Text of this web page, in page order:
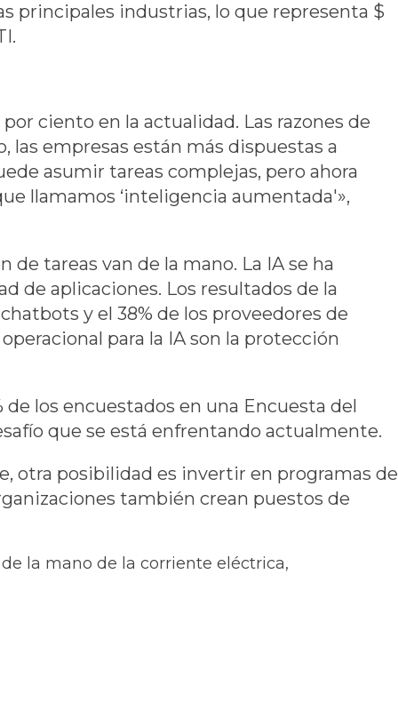
principales industrias, lo que representa $
ciento en la actualidad. Las razones de
las empresas están más dispuestas a
asumir tareas complejas, pero ahora
llamamos ‘inteligencia aumentada'»,
tareas van de la mano. La IA se ha
de aplicaciones. Los resultados de la
y el 38% de los proveedores de
para la IA son la protección
los encuestados en una Encuesta del
que se está enfrentando actualmente.
otra posibilidad es invertir en programas de
también crean puestos de
la mano de la corriente eléctrica,